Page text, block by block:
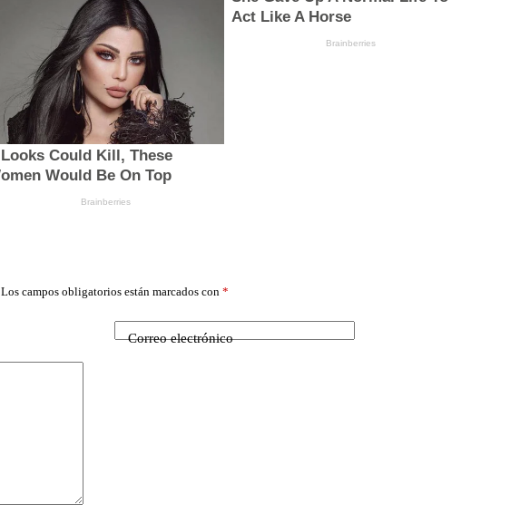
Los campos obligatorios están marcados con *
Correo electrónico